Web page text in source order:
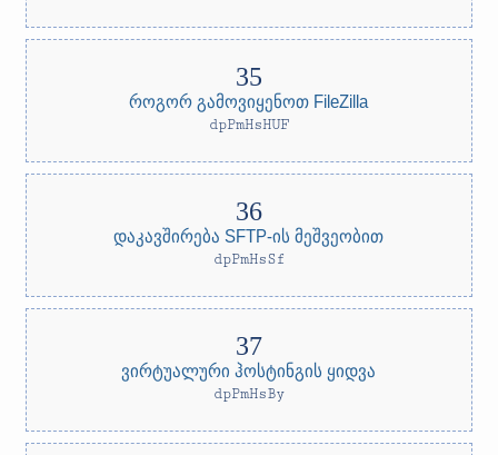
როგორ გამოვიყენოთ FileZilla
dpPmHsHUF
დაკავშირება SFTP-ის მეშვეობით
dpPmHsSf
ვირტუალური ჰოსტინგის ყიდვა
dpPmHsBy